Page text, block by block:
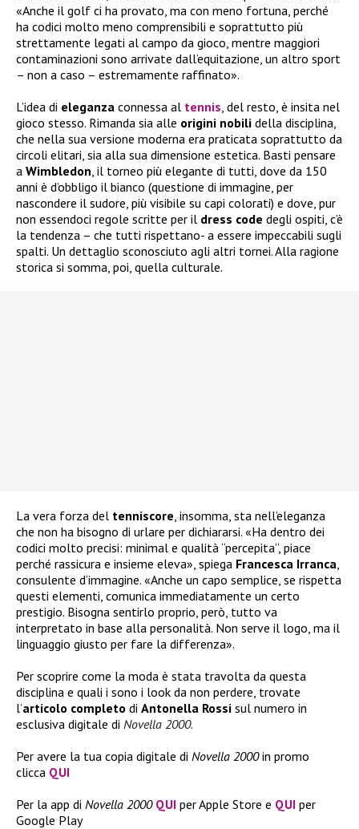
«Anche il golf ci ha provato, ma con meno fortuna, perché
ha codici molto meno comprensibili e soprattutto più
strettamente legati al campo da gioco, mentre maggiori
contaminazioni sono arrivate dall’equitazione, un altro sport
– non a caso – estremamente raffinato».
L’idea di eleganza connessa al tennis , del resto, è insita nel
gioco stesso. Rimanda sia alle origini nobili della disciplina,
che nella sua versione moderna era praticata soprattutto da
circoli elitari, sia alla sua dimensione estetica. Basti pensare
a Wimbledon , il torneo più elegante di tutti, dove da 150
anni è d’obbligo il bianco (questione di immagine, per
nascondere il sudore, più visibile su capi colorati) e dove, pur
non essendoci regole scritte per il dress code degli ospiti, c’è
la tendenza – che tutti rispettano- a essere impeccabili sugli
spalti. Un dettaglio sconosciuto agli altri tornei. Alla ragione
storica si somma, poi, quella culturale.
La vera forza del tenniscore , insomma, sta nell’eleganza
che non ha bisogno di urlare per dichiararsi. «Ha dentro dei
codici molto precisi: minimal e qualità “percepita”, piace
perché rassicura e insieme eleva», spiega Francesca Irranca
consulente d’immagine. «Anche un capo semplice, se rispetta
questi elementi, comunica immediatamente un certo
prestigio. Bisogna sentirlo proprio, però, tutto va
interpretato in base alla personalità. Non serve il logo, ma il
linguaggio giusto per fare la differenza».
Per scoprire come la moda è stata travolta da questa
disciplina e quali i sono i look da non perdere, trovate
l’articolo completo di Antonella Rossi sul numero in
esclusiva digitale di Novella 2000.
Per avere la tua copia digitale di Novella 2000in promo
clicca QUI
Per la app di Novella 2000 QUI per Apple Store e QUI per
Google Play